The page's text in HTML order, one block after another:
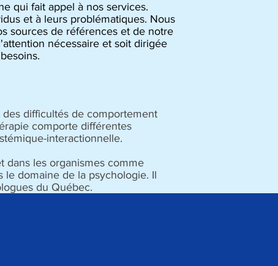
qui fait appel à nos services.
et à leurs problématiques. Nous
sources de références et de notre
nécessaire et soit dirigée
difficultés de comportement
comporte différentes
interactionnelle.
dans les organismes comme
le domaine de la psychologie. Il
du Québec.